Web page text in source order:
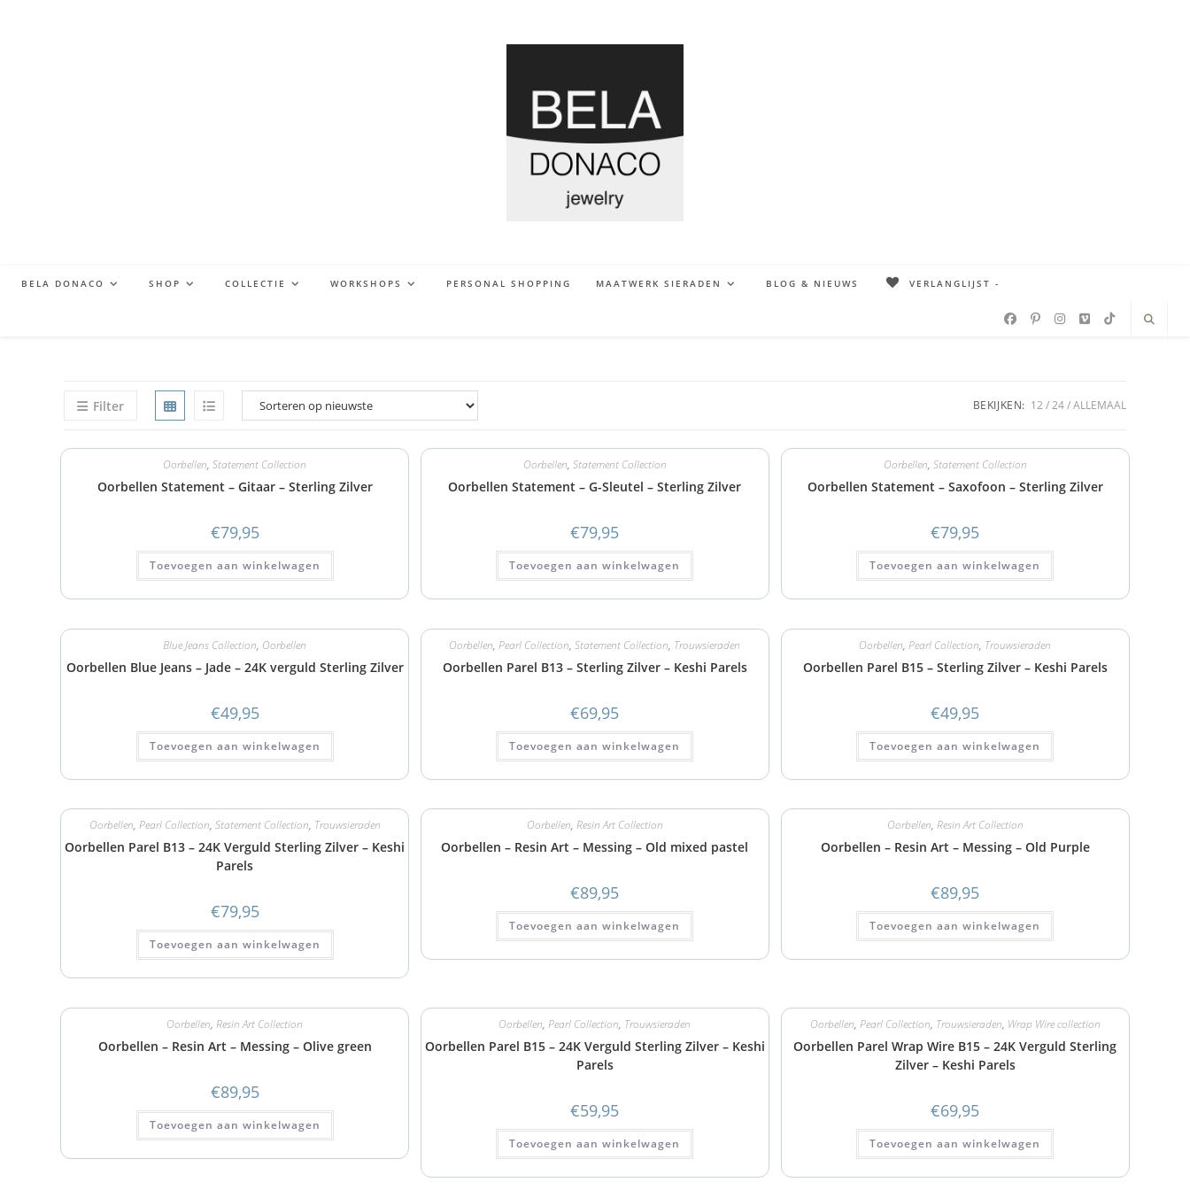
BELA DONACO SHOP COLLECTIE WORKSHOPS PERSONAL SHOPPING MAATWERK SIERADEN BLOG & NIEUWS VERLANGLIJST -
Filter BEKIJKEN: 12 24 ALLEMAAL
Oorbellen,Statement Collection
Oorbellen Statement – Gitaar – Sterling Zilver
€79,95
Toevoegen aan winkelwagen
Oorbellen, Statement Collection
Oorbellen Statement – G-Sleutel – Sterling Zilver
€79,95
Toevoegen aan winkelwagen
Oorbellen, Statement Collection
Oorbellen Statement – Saxofoon – Sterling Zilver
€79,95
Toevoegen aan winkelwagen
Blue Jeans Collection, Oorbellen
Oorbellen Blue Jeans – Jade – 24K verguld Sterling Zilver
€49,95
Toevoegen aan winkelwagen
Oorbellen,Pearl Collection,Statement Collection, Trouwsieraden
Oorbellen Parel B13 – Sterling Zilver – Keshi Parels
€69,95
Toevoegen aan winkelwagen
Oorbellen,Pearl Collection, Trouwsieraden
Oorbellen Parel B15 – Sterling Zilver – Keshi Parels
€49,95
Toevoegen aan winkelwagen
Oorbellen, Pearl Collection, Statement Collection, Trouwsieraden
Oorbellen Parel B13 – 24K Verguld Sterling Zilver – Keshi
Parels
€79,95
Toevoegen aan winkelwagen
Oorbellen, Resin Art Collection
Oorbellen – Resin Art – Messing – Old mixed pastel
€89,95
Toevoegen aan winkelwagen
Oorbellen, Resin Art Collection
Oorbellen – Resin Art – Messing – Old Purple
€89,95
Toevoegen aan winkelwagen
Oorbellen,Resin Art Collection
Oorbellen – Resin Art – Messing – Olive green
€89,95
Toevoegen aan winkelwagen
Oorbellen,Pearl Collection, Trouwsieraden
Oorbellen Parel B15 – 24K Verguld Sterling Zilver – Keshi
Parels
€59,95
Toevoegen aan winkelwagen
Oorbellen, Pearl Collection, Trouwsieraden, Wrap Wire collection
Oorbellen Parel Wrap Wire B15 – 24K Verguld Sterling
Zilver – Keshi Parels
€69,95
Toevoegen aan winkelwagen